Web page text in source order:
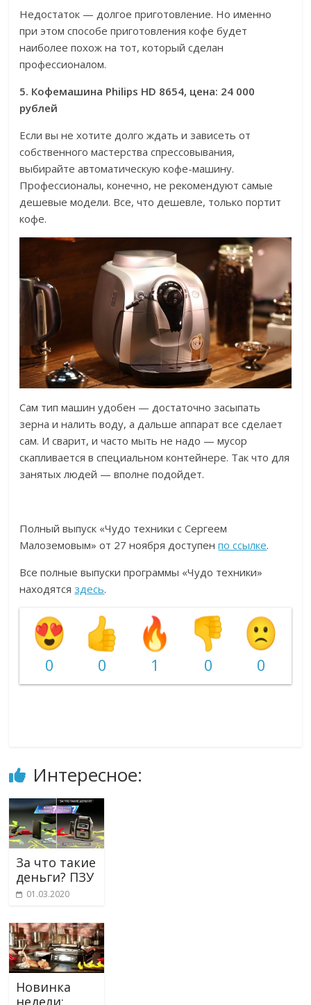
Недостаток — долгое приготовление. Но именно
при этом способе приготовления кофе будет
наиболее похож на тот, который сделан
профессионалом.
5. Кофемашина Philips HD 8654, цена: 24 000
рублей
Если вы не хотите долго ждать и зависеть от
собственного мастерства спрессовывания,
выбирайте автоматическую кофе-машину.
Профессионалы, конечно, не рекомендуют самые
дешевые модели. Все, что дешевле, только портит
кофе.
Сам тип машин удобен — достаточно засыпать
зерна и налить воду, а дальше аппарат все сделает
сам. И сварит, и часто мыть не надо — мусор
скапливается в специальном контейнере. Так что для
занятых людей — вполне подойдет.
Полный выпуск «Чудо техники с Сергеем
Малоземовым» от 27 ноября доступенпо ссылке.
Все полные выпуски программы «Чудо техники»
находятсяздесь.
0 0 1 0 0
Интересное:
За что такие
деньги? ПЗУ
01.03.2020
Новинка
недели: